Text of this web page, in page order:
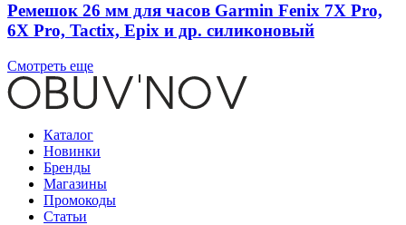
Ремешок 26 мм для часов Garmin Fenix 7X Pro,
6X Pro, Tactix, Epix и др. силиконовый
Смотреть еще
Каталог
Новинки
Бренды
Магазины
Промокоды
Статьи